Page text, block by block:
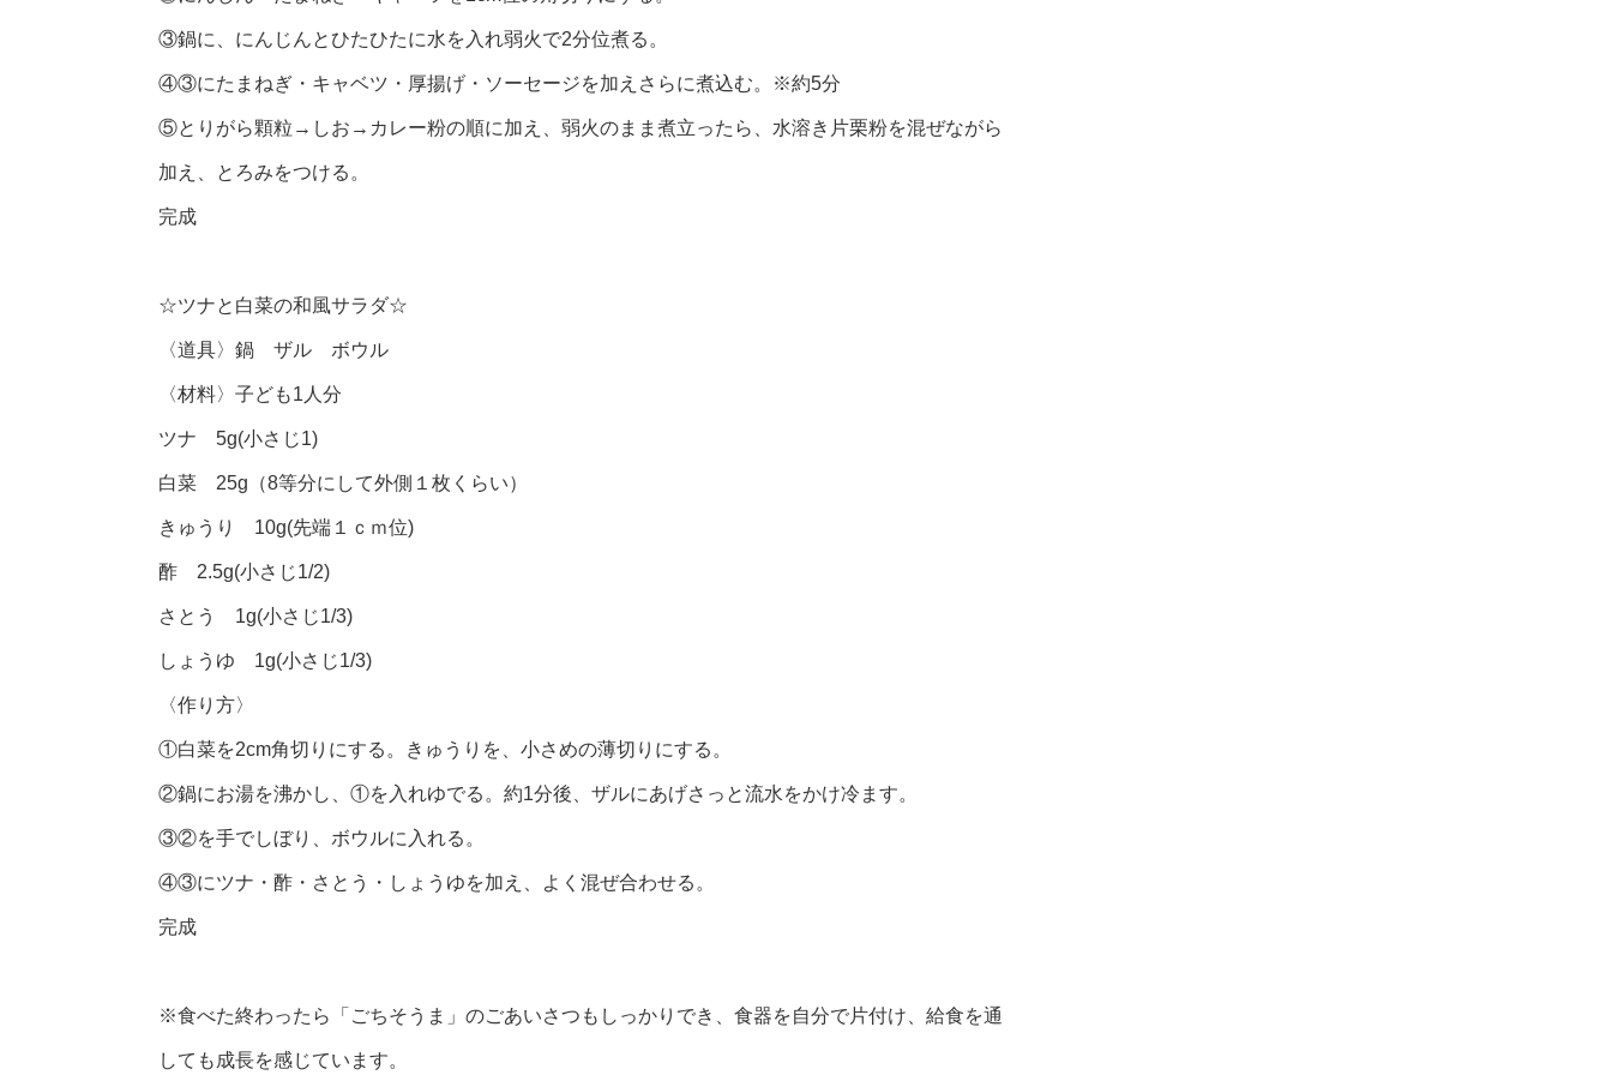
③鍋に、にんじんとひたひたに水を入れ弱火で2分位煮る。
④③にたまねぎ・キャベツ・厚揚げ・ソーセージを加えさらに煮込む。※約5分
⑤とりがら顆粒→しお→カレー粉の順に加え、弱火のまま煮立ったら、水溶き片栗粉を混ぜながら
加え、とろみをつける。
完成
☆ツナと白菜の和風サラダ☆
〈道具〉鍋 ザル ボウル
〈材料〉子ども1人分
ツナ 5g(小さじ1)
白菜 25g（8等分にして外側１枚くらい）
きゅうり 10g(先端１ｃｍ位)
酢 2.5g(小さじ1/2)
さとう 1g(小さじ1/3)
しょうゆ 1g(小さじ1/3)
〈作り方〉
①白菜を2cm角切りにする。きゅうりを、小さめの薄切りにする。
②鍋にお湯を沸かし、①を入れゆでる。約1分後、ザルにあげさっと流水をかけ冷ます。
③②を手でしぼり、ボウルに入れる。
④③にツナ・酢・さとう・しょうゆを加え、よく混ぜ合わせる。
完成
※食べた終わったら「ごちそうま」のごあいさつもしっかりでき、食器を自分で片付け、給食を通
しても成長を感じています。